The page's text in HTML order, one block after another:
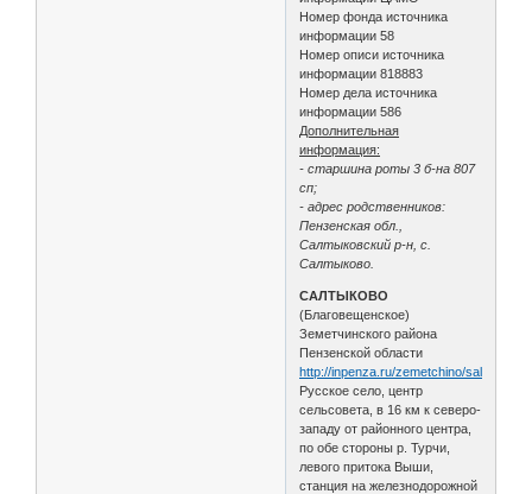
Номер фонда источника
информации 58
Номер описи источника
информации 818883
Номер дела источника
информации 586
Дополнительная
информация:
- старшина роты 3 б-на 807
сп;
- адрес родственников:
Пензенская обл.,
Салтыковский р-н, с.
Салтыково.
САЛТЫКОВО
(Благовещенское)
Земетчинского района
Пензенской области
http://inpenza.ru/zemetchino/
Русское село, центр
сельсовета, в 16 км к северо-
западу от районного центра,
по обе стороны р. Турчи,
левого притока Выши,
станция на железнодорожной